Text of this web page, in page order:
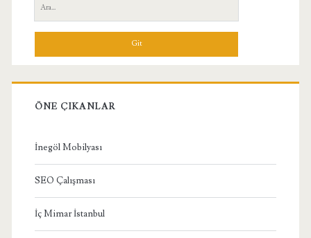
Menü
Ara:
ÖNE ÇIKANLAR
İnegöl Mobilyası
SEO Çalışması
İç Mimar İstanbul